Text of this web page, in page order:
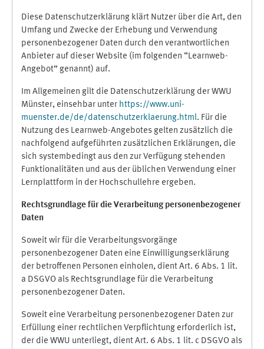
Diese Datenschutzerklärung klärt Nutzer über die Art, den
Umfang und Zwecke der Erhebung und Verwendung
personenbezogener Daten durch den verantwortlichen
Anbieter auf dieser Website (im folgenden “Learnweb-
Angebot” genannt) auf.
Im Allgemeinen gilt die Datenschutzerklärung der WWU
Münster, einsehbar unter https://www.uni-
muenster.de/de/datenschutzerklaerung.html. Für die
Nutzung des Learnweb-Angebotes gelten zusätzlich die
nachfolgend aufgeführten zusätzlichen Erklärungen, die
sich systembedingt aus den zur Verfügung stehenden
Funktionalitäten und aus der üblichen Verwendung einer
Lernplattform in der Hochschullehre ergeben.
Rechtsgrundlage für die Verarbeitung personenbezogener
Daten
Soweit wir für die Verarbeitungsvorgänge
personenbezogener Daten eine Einwilligungserklärung
der betroffenen Personen einholen, dient Art. 6 Abs. 1 lit.
a DSGVO als Rechtsgrundlage für die Verarbeitung
personenbezogener Daten.
Soweit eine Verarbeitung personenbezogener Daten zur
Erfüllung einer rechtlichen Verpflichtung erforderlich ist,
der die WWU unterliegt, dient Art. 6 Abs. 1 lit. c DSGVO als